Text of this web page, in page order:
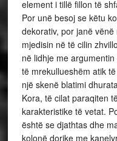
element i tillë fillon të
Por unë besoj se këtu
dekorativ, por janë
mjedisin në të cilin
në lidhje me
të mrekullueshëm atik
një skenë blatimi
Kora, të cilat paraqiten
karakteristike të vetat.
është se djathtas dhe
kolonë dorike me